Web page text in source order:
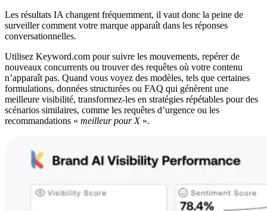
Les résultats IA changent fréquemment, il vaut donc la peine de
surveiller comment votre marque apparaît dans les réponses
conversationnelles.
Utilisez Keyword.com pour suivre les mouvements, repérer de
nouveaux concurrents ou trouver des requêtes où votre contenu
n’apparaît pas. Quand vous voyez des modèles, tels que certaines
formulations, données structurées ou FAQ qui génèrent une
meilleure visibilité, transformez-les en stratégies répétables pour des
scénarios similaires, comme les requêtes d’urgence ou les
recommandations « meilleur pour X».